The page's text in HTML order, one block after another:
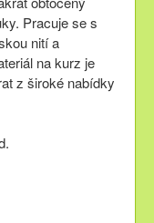
Pracuje se s
nití a
na kurz je
z široké nabídky